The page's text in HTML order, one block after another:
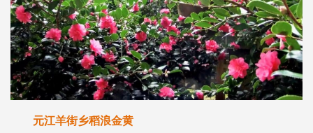
元江羊街乡稻浪金黄